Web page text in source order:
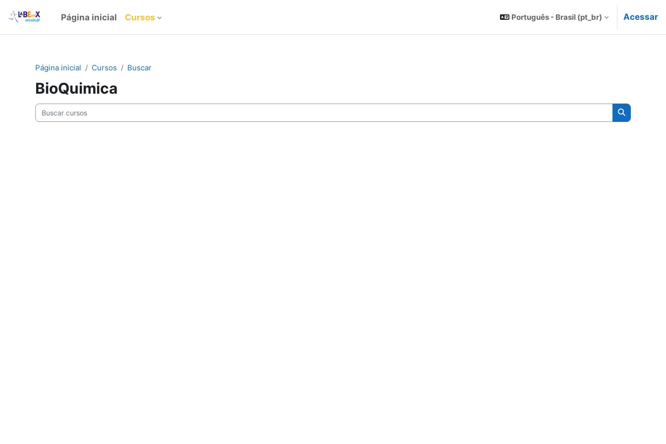
Página inicial Cursos Português - Brasil ‎(pt_br)‎ Acessar
Página inicial Cursos Buscar
BioQuimica
Buscar cursos
Buscar